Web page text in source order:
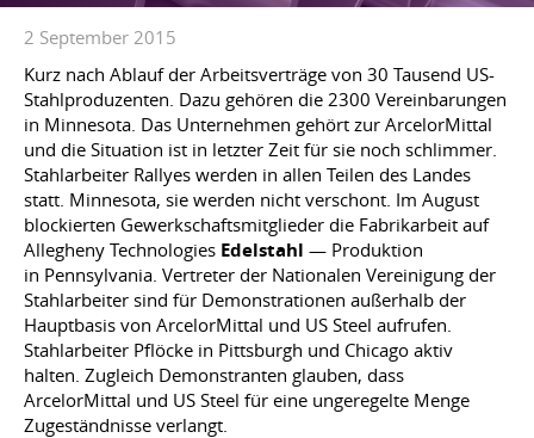
2 September 2015
Kurz nach Ablauf der Arbeitsverträge von 30 Tausend US-
Stahlproduzenten. Dazu gehören die 2300 Vereinbarungen
in Minnesota. Das Unternehmen gehört zur ArcelorMittal
und die Situation ist in letzter Zeit für sie noch schlimmer.
Stahlarbeiter Rallyes werden in allen Teilen des Landes
statt. Minnesota, sie werden nicht verschont. Im August
blockierten Gewerkschaftsmitglieder die Fabrikarbeit auf
Allegheny Technologies Edelstahl — Produktion
in Pennsylvania. Vertreter der Nationalen Vereinigung der
Stahlarbeiter sind für Demonstrationen außerhalb der
Hauptbasis von ArcelorMittal und US Steel aufrufen.
Stahlarbeiter Pflöcke in Pittsburgh und Chicago aktiv
halten. Zugleich Demonstranten glauben, dass
ArcelorMittal und US Steel für eine ungeregelte Menge
Zugeständnisse verlangt.